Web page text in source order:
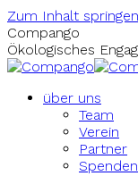
Zum Inhalt springen
Compango
Ökologisches
über uns
Team
Verein
Partner
Spenden